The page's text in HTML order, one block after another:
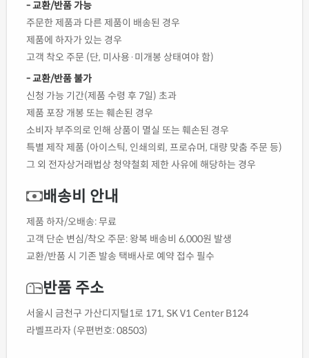
- 교환/반품 가능
주문한 제품과 다른 제품이 배송된 경우
제품에 하자가 있는 경우
고객 착오 주문 (단, 미사용·미개봉 상태여야 함)
- 교환/반품 불가
신청 가능 기간(제품 수령 후 7일) 초과
제품 포장 개봉 또는 훼손된 경우
소비자 부주의로 인해 상품이 멸실 또는 훼손된 경우
특별 제작 제품 (아이스틱, 인쇄의뢰, 프로슈머, 대량 맞춤 주문 등)
그 외 전자상거래법상 청약철회 제한 사유에 해당하는 경우
배송비 안내
제품 하자/오배송: 무료
고객 단순 변심/착오 주문: 왕복 배송비 6,000원 발생
교환/반품 시 기존 발송 택배사로 예약 접수 필수
반품 주소
서울시 금천구 가산디지털1로 171, SK V1 Center B124
라벨프라자 (우편번호: 08503)